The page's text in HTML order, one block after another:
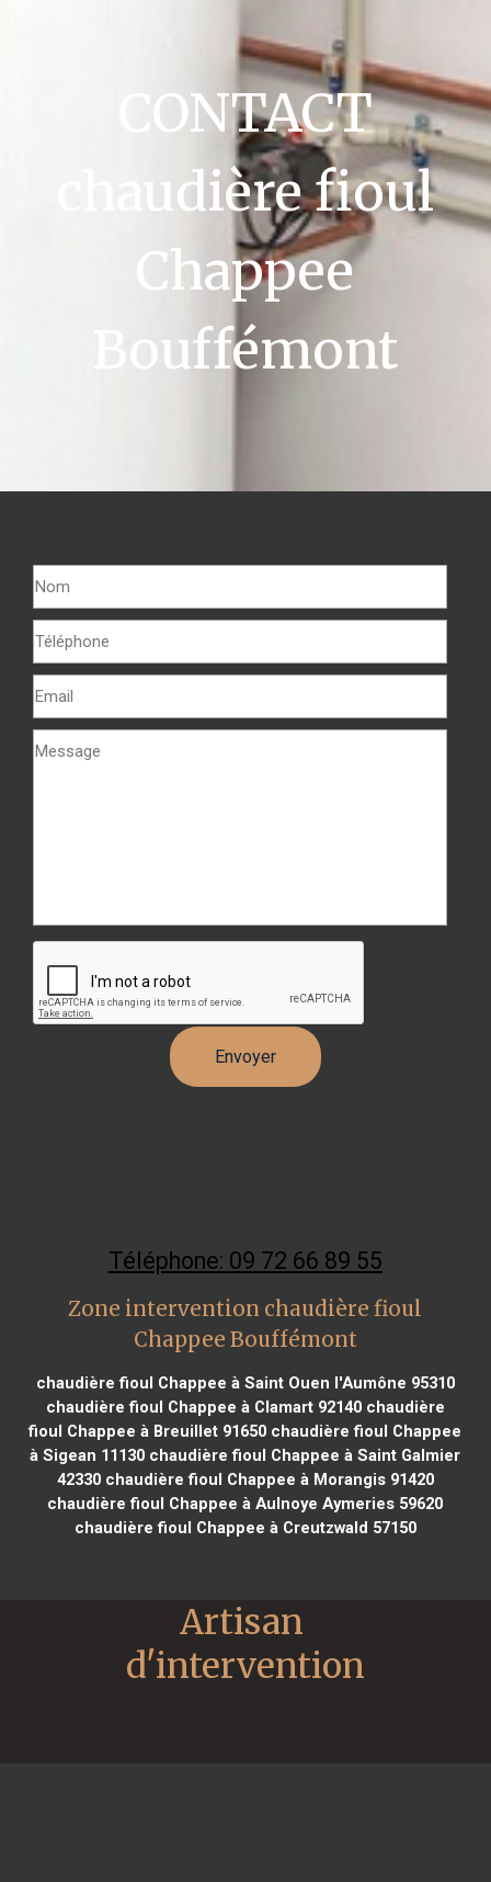
CONTACT
chaudière fioul
Chappee
Bouffémont
Téléphone: 09 72 66 89 55
Zone intervention chaudière fioul
Chappee Bouffémont
chaudière fioul Chappee à Saint Ouen l'Aumône 95310
chaudière fioul Chappee à Clamart 92140chaudière
fioul Chappee à Breuillet 91650 chaudière fioul Chappee
à Sigean 11130 chaudière fioul Chappee à Saint Galmier
42330chaudière fioul Chappee à Morangis 91420
chaudière fioul Chappee à Aulnoye Aymeries 59620
chaudière fioul Chappee à Creutzwald 57150
Artisan
d'intervention